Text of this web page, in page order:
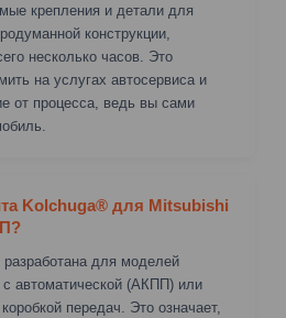
крепления и детали для
конструкции,
несколько часов. Это
на услугах автосервиса и
от процесса, ведь вы сами
Kolchuga® для Mitsubishi
для моделей
автоматической (АКПП) или
передач. Это означает,